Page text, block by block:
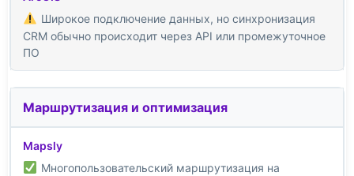
Широкое подключение данных, но синхронизация
CRM обычно происходит через API или промежуточное
ПО
Маршрутизация и оптимизация
Многопользовательский маршрутизация на